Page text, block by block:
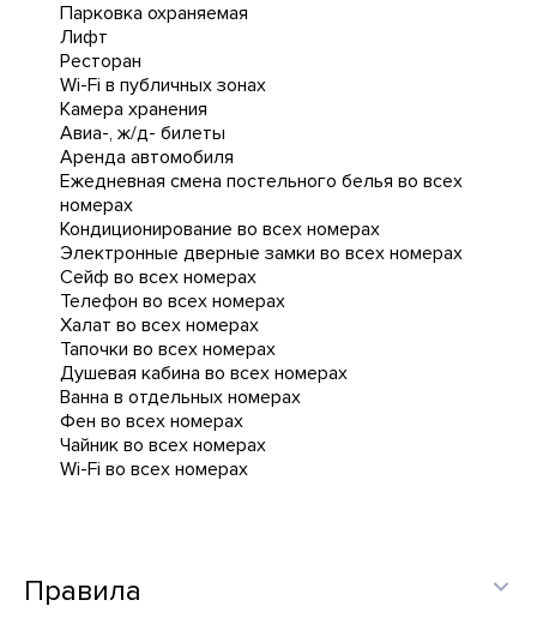
Парковка охраняемая
Лифт
Ресторан
Wi-Fi в публичных зонах
Камера хранения
Авиа-, ж/д- билеты
Аренда автомобиля
Ежедневная cмена постельного белья во всех
номерах
Кондиционирование во всех номерах
Электронные дверные замки во всех номерах
Сейф во всех номерах
Телефон во всех номерах
Халат во всех номерах
Тапочки во всех номерах
Душевая кабина во всех номерах
Ванна в отдельных номерах
Фен во всех номерах
Чайник во всех номерах
Wi-Fi во всех номерах
Правила